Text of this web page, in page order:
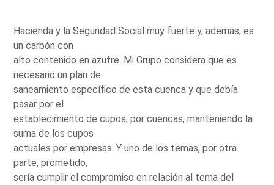
Hacienda y la Seguridad Social muy fuerte y, además, es
un carbón con
alto contenido en azufre. Mi Grupo considera que es
necesario un plan de
saneamiento específico de esta cuenca y que debía
pasar por el
establecimiento de cupos, por cuencas, manteniendo la
suma de los cupos
actuales por empresas. Y uno de los temas, por otra
parte, prometido,
sería cumplir el compromiso en relación al tema del